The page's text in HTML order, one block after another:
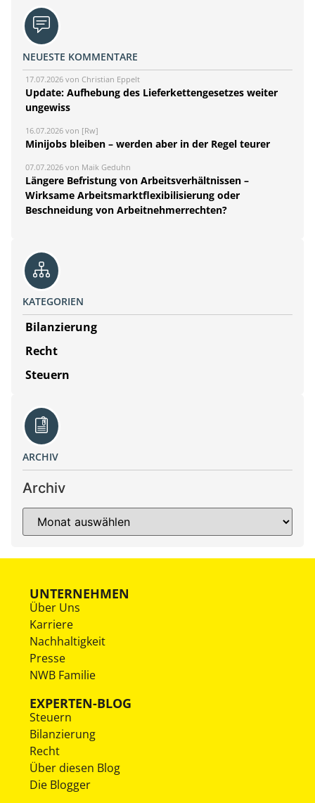
NEUESTE KOMMENTARE
17.07.2026 von Christian Eppelt
Update: Aufhebung des Lieferkettengesetzes weiter
ungewiss
16.07.2026 von [Rw]
Minijobs bleiben – werden aber in der Regel teurer
07.07.2026 von Maik Geduhn
Längere Befristung von Arbeitsverhältnissen –
Wirksame Arbeitsmarktflexibilisierung oder
Beschneidung von Arbeitnehmerrechten?
KATEGORIEN
Bilanzierung
Recht
Steuern
ARCHIV
Archiv
UNTERNEHMEN
Über Uns
Karriere
Nachhaltigkeit
Presse
NWB Familie
EXPERTEN-BLOG
Steuern
Bilanzierung
Recht
Über diesen Blog
Die Blogger